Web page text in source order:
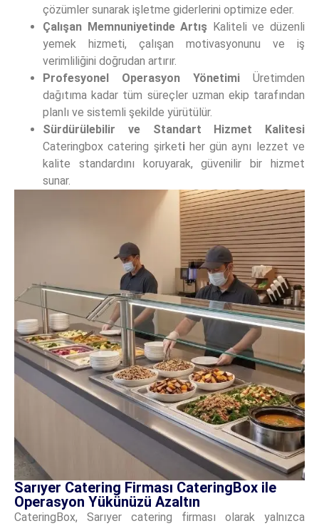
çözümler sunarak işletme giderlerini optimize eder.
Çalışan Memnuniyetinde Artış Kaliteli ve düzenli
yemek hizmeti, çalışan motivasyonunu ve iş
verimliliğini doğrudan artırır.
Profesyonel Operasyon Yönetimi
Üretimden
dağıtıma kadar tüm süreçler uzman ekip tarafından
planlı ve sistemli şekilde yürütülür.
Sürdürülebilir ve Standart Hizmet Kalitesi
Cateringbox catering şirketiher gün aynı lezzet ve
kalite standardını koruyarak, güvenilir bir hizmet
sunar.
Sarıyer Catering Firması CateringBox ile
Operasyon Yükünüzü Azaltın
CateringBox, Sarıyer catering firması olarak yalnızca